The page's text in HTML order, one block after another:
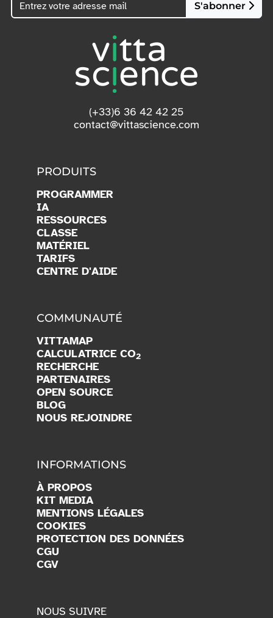
S'abonner
(+33)6 36 42 42 25
contact@vittascience.com
PRODUITS
PROGRAMMER
IA
RESSOURCES
CLASSE
MATÉRIEL
TARIFS
CENTRE D'AIDE
COMMUNAUTÉ
VITTAMAP
CALCULATRICE CO2
RECHERCHE
PARTENAIRES
OPEN SOURCE
BLOG
NOUS REJOINDRE
INFORMATIONS
À PROPOS
KIT MEDIA
MENTIONS LÉGALES
COOKIES
PROTECTION DES DONNÉES
CGU
CGV
NOUS SUIVRE